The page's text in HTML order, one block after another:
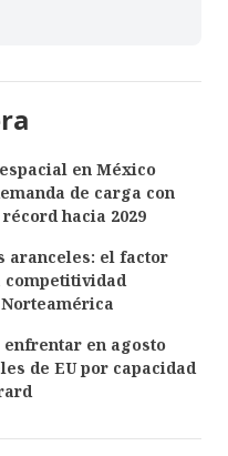
en México
de carga con
hacia 2029
aranceles: el factor
competitividad
en agosto
de EU por capacidad